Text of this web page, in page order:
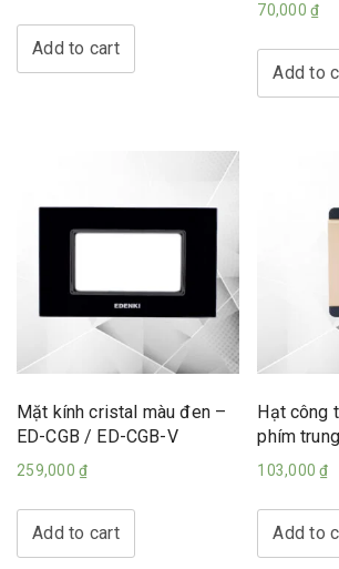
Add to cart
70,000₫
Add to
Mặt kính cristal màu đen –
ED-CGB / ED-CGB-V
259,000 ₫
Add to cart
Hạt công
phím
103,000₫
Add to